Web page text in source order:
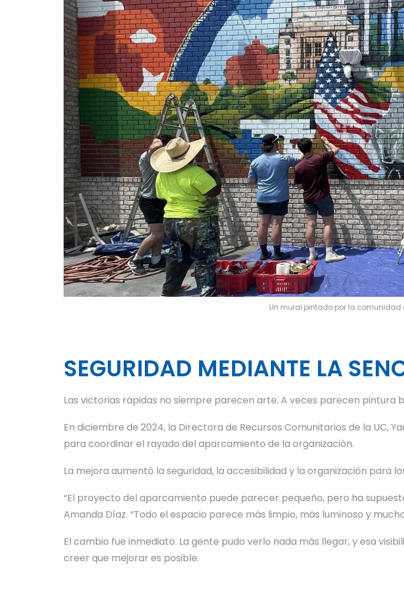
Un mural pintado por la comunidad
SEGURIDAD MEDIANTE LA
Las victorias rápidas no siempre parecen arte. A veces parecen pintura
En diciembre de 2024, la Directora de Recursos Comunitarios de la UC,
para coordinar el rayado del aparcamiento de la organización.
La mejora aumentó la seguridad, la accesibilidad y la organización para
“El proyecto del aparcamiento puede parecer pequeño, pero ha
Amanda Díaz. “Todo el espacio parece más limpio, más luminoso y
El cambio fue inmediato. La gente pudo verlo nada más llegar, y esa
creer que mejorar es posible.